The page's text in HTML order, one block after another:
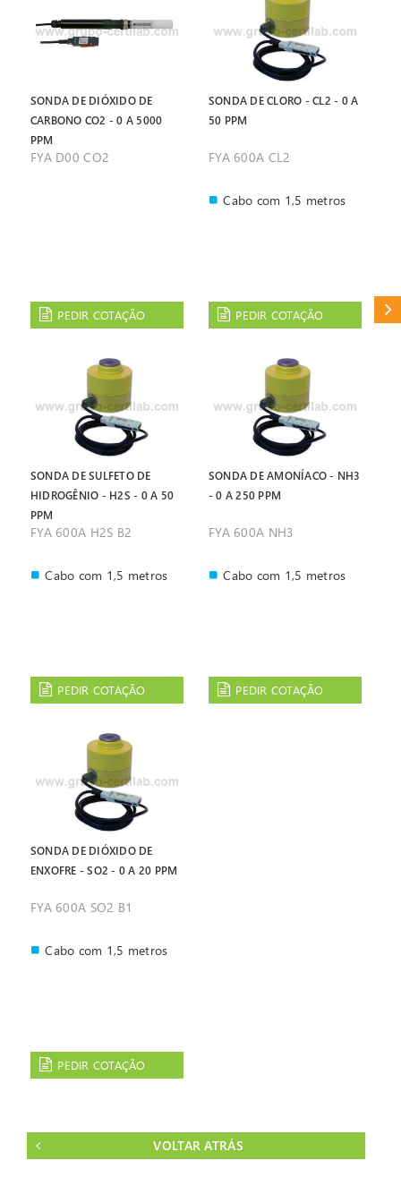
SONDA DE DIÓXIDO DE
CARBONO CO2 - 0 A 5000
PPM
FYA D00 CO2
PEDIR COTAÇÃO
SONDA DE CLORO - CL2 - 0 A
50 PPM
FYA 600A CL2
Cabo com 1,5 metros
PEDIR COTAÇÃO
SONDA DE SULFETO DE
HIDROGÊNIO - H2S - 0 A 50
PPM
FYA 600A H2S B2
Cabo com 1,5 metros
PEDIR COTAÇÃO
SONDA DE AMONÍACO - NH3
- 0 A 250 PPM
FYA 600A NH3
Cabo com 1,5 metros
PEDIR COTAÇÃO
SONDA DE DIÓXIDO DE
ENXOFRE - SO2 - 0 A 20 PPM
FYA 600A SO2 B1
Cabo com 1,5 metros
PEDIR COTAÇÃO
VOLTAR ATRÁS